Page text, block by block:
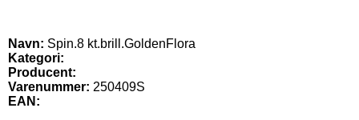
Navn: Spin.8 kt.brill.GoldenFlora
Kategori:
Producent:
Varenummer: 250409S
EAN: